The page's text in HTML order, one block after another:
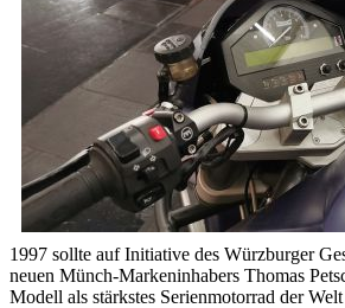
1997 sollte auf Initiative des Würzburger
neuen Münch-Markeninhabers Thomas
Modell als stärkstes Serienmotorrad der